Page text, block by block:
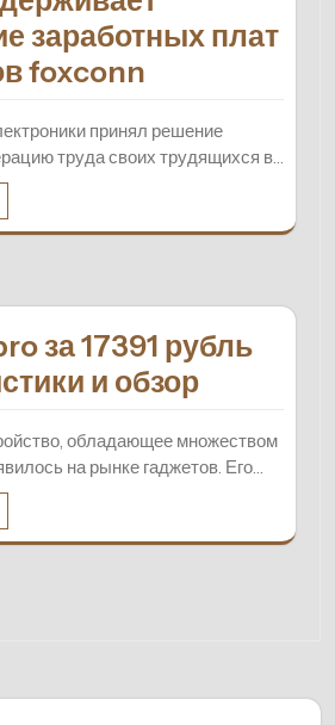
заработных плат
foxconn
принял решение
труда своих трудящихся в…
за 17391 рубль
и обзор
обладающее множеством
на рынке гаджетов. Его…